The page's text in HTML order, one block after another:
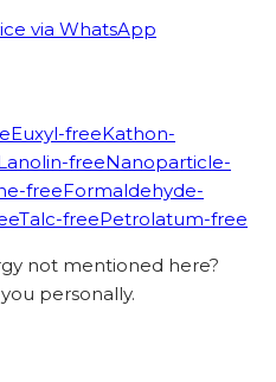
via WhatsApp
Euxyl-freeKathon-
freeNanoparticle-
freeFormaldehyde-
Talc-freePetrolatum-free
not mentioned here?
personally.